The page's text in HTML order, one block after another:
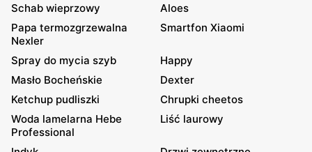
Schab wieprzowy
Aloes
Papa termozgrzewalna
Nexler
Smartfon Xiaomi
Spray do mycia szyb
Happy
Masło Bocheńskie
Dexter
Ketchup pudliszki
Chrupki cheetos
Woda lamelarna Hebe
Professional
Liść laurowy